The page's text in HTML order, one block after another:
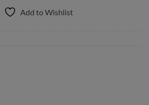
Add to Wishlist